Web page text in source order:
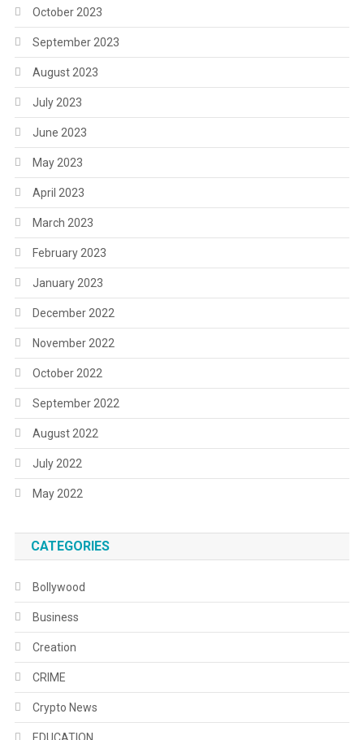
October 2023
September 2023
August 2023
July 2023
June 2023
May 2023
April 2023
March 2023
February 2023
January 2023
December 2022
November 2022
October 2022
September 2022
August 2022
July 2022
May 2022
CATEGORIES
Bollywood
Business
Creation
CRIME
Crypto News